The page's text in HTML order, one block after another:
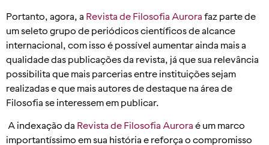
Portanto, agora, a Revista de Filosofia Aurora faz parte de
um seleto grupo de periódicos científicos de alcance
internacional, com isso é possível aumentar ainda mais a
qualidade das publicações da revista, já que sua relevância
possibilita que mais parcerias entre instituições sejam
realizadas e que mais autores de destaque na área de
Filosofia se interessem em publicar.
A indexação da Revista de Filosofia Aurora é um marco
importantíssimo em sua história e reforça o compromisso